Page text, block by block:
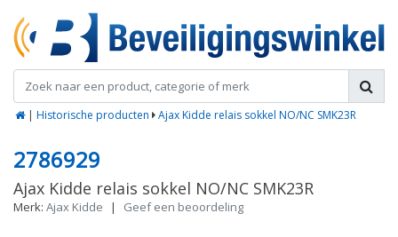
| Historische producten Ajax Kidde relais sokkel NO/NC SMK23R
2786929
Ajax Kidde relais sokkel NO/NC SMK23R
Merk: Ajax Kidde | Geef een beoordeling